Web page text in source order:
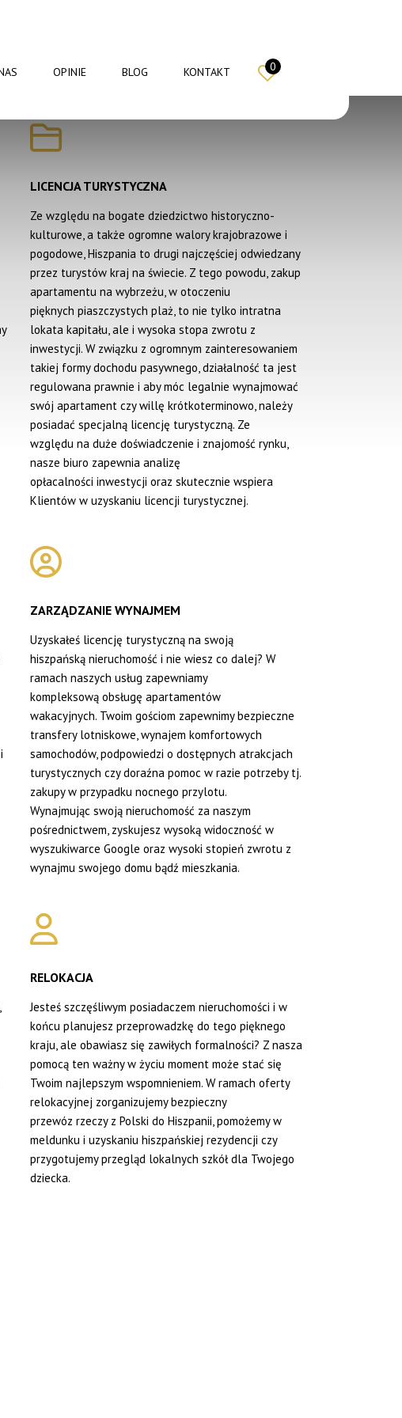
OPINIE BLOG KONTAKT 0
LICENCJA TURYSTYCZNA
Ze względu na bogate dziedzictwo historyczno-
kulturowe, a także ogromne walory krajobrazowe i
pogodowe, Hiszpania to drugi najczęściej odwiedzany
przez turystów kraj na świecie. Z tego powodu, zakup
apartamentu na wybrzeżu, w otoczeniu
pięknych piaszczystych plaż, to nie tylko intratna
lokata kapitału, ale i wysoka stopa zwrotu z
inwestycji. W związku z ogromnym zainteresowaniem
takiej formy dochodu pasywnego, działalność ta jest
regulowana prawnie i aby móc legalnie wynajmować
swój apartament czy willę krótkoterminowo, należy
posiadać specjalną licencję turystyczną. Ze
względu na duże doświadczenie i znajomość rynku,
nasze biuro zapewnia analizę
opłacalności inwestycji oraz skutecznie wspiera
Klientów w uzyskaniu licencji turystycznej.
ZARZĄDZANIE WYNAJMEM
Uzyskałeś licencję turystyczną na swoją
hiszpańską nieruchomość i nie wiesz co dalej? W
ramach naszych usług zapewniamy
kompleksową obsługę apartamentów
wakacyjnych. Twoim gościom zapewnimy bezpieczne
transfery lotniskowe, wynajem komfortowych
samochodów, podpowiedzi o dostępnych atrakcjach
turystycznych czy doraźna pomoc w razie potrzeby tj.
zakupy w przypadku nocnego przylotu.
Wynajmując swoją nieruchomość za naszym
pośrednictwem, zyskujesz wysoką widoczność w
wyszukiwarce Google oraz wysoki stopień zwrotu z
wynajmu swojego domu bądź mieszkania.
RELOKACJA
Jesteś szczęśliwym posiadaczem nieruchomości i w
końcu planujesz przeprowadzkę do tego pięknego
kraju, ale obawiasz się zawiłych formalności? Z nasza
pomocą ten ważny w życiu moment może stać się
Twoim najlepszym wspomnieniem. W ramach oferty
relokacyjnej zorganizujemy bezpieczny
przewóz rzeczy z Polski do Hiszpanii, pomożemy w
meldunku i uzyskaniu hiszpańskiej rezydencji czy
przygotujemy przegląd lokalnych szkół dla Twojego
dziecka.